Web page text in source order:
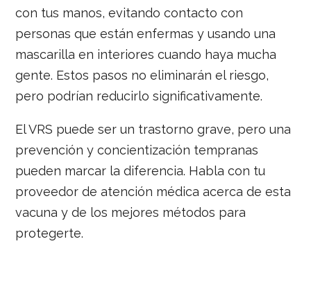
con tus manos, evitando contacto con
personas que están enfermas y usando una
mascarilla en interiores cuando haya mucha
gente. Estos pasos no eliminarán el riesgo,
pero podrían reducirlo significativamente.
El VRS puede ser un trastorno grave, pero una
prevención y concientización tempranas
pueden marcar la diferencia. Habla con tu
proveedor de atención médica acerca de esta
vacuna y de los mejores métodos para
protegerte.